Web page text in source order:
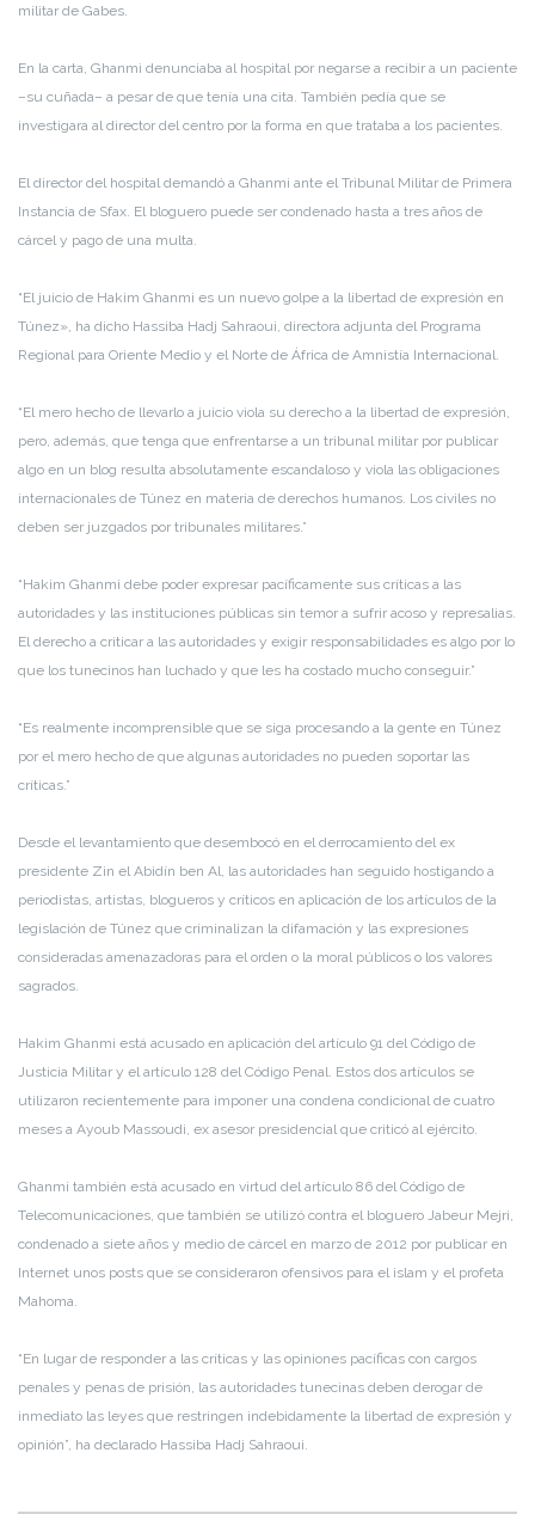
militar de Gabes.
En la carta, Ghanmi denunciaba al hospital por negarse a recibir a un paciente
–su cuñada– a pesar de que tenía una cita. También pedía que se
investigara al director del centro por la forma en que trataba a los pacientes.
El director del hospital demandó a Ghanmi ante el Tribunal Militar de Primera
Instancia de Sfax. El bloguero puede ser condenado hasta a tres años de
cárcel y pago de una multa.
“El juicio de Hakim Ghanmi es un nuevo golpe a la libertad de expresión en
Túnez», ha dicho Hassiba Hadj Sahraoui, directora adjunta del Programa
Regional para Oriente Medio y el Norte de África de Amnistía Internacional.
“El mero hecho de llevarlo a juicio viola su derecho a la libertad de expresión,
pero, además, que tenga que enfrentarse a un tribunal militar por publicar
algo en un blog resulta absolutamente escandaloso y viola las obligaciones
internacionales de Túnez en materia de derechos humanos. Los civiles no
deben ser juzgados por tribunales militares.”
“Hakim Ghanmi debe poder expresar pacíficamente sus críticas a las
autoridades y las instituciones públicas sin temor a sufrir acoso y represalias.
El derecho a criticar a las autoridades y exigir responsabilidades es algo por lo
que los tunecinos han luchado y que les ha costado mucho conseguir.”
“Es realmente incomprensible que se siga procesando a la gente en Túnez
por el mero hecho de que algunas autoridades no pueden soportar las
críticas.”
Desde el levantamiento que desembocó en el derrocamiento del ex
presidente Zin el Abidín ben Al, las autoridades han seguido hostigando a
periodistas, artistas, blogueros y críticos en aplicación de los artículos de la
legislación de Túnez que criminalizan la difamación y las expresiones
consideradas amenazadoras para el orden o la moral públicos o los valores
sagrados.
Hakim Ghanmi está acusado en aplicación del artículo 91 del Código de
Justicia Militar y el artículo 128 del Código Penal. Estos dos artículos se
utilizaron recientemente para imponer una condena condicional de cuatro
meses a Ayoub Massoudi, ex asesor presidencial que criticó al ejército.
Ghanmi también está acusado en virtud del artículo 86 del Código de
Telecomunicaciones, que también se utilizó contra el bloguero Jabeur Mejri,
condenado a siete años y medio de cárcel en marzo de 2012 por publicar en
Internet unos posts que se consideraron ofensivos para el islam y el profeta
Mahoma.
“En lugar de responder a las críticas y las opiniones pacíficas con cargos
penales y penas de prisión, las autoridades tunecinas deben derogar de
inmediato las leyes que restringen indebidamente la libertad de expresión y
opinión”, ha declarado Hassiba Hadj Sahraoui.